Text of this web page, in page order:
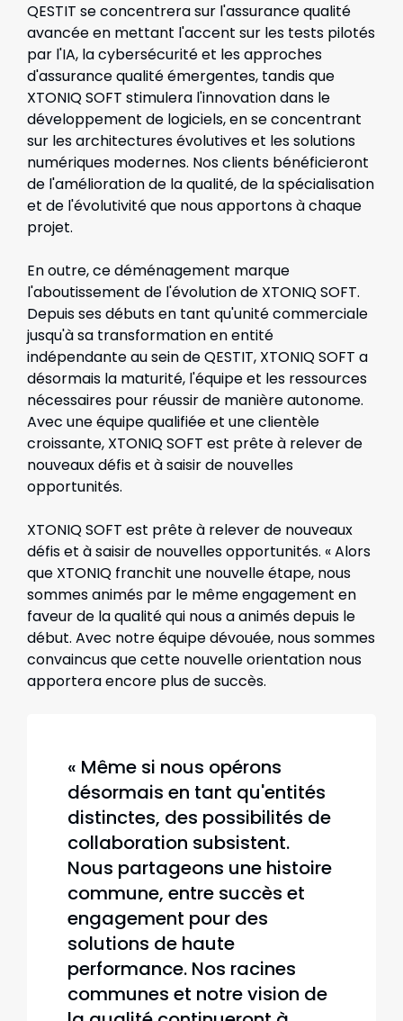
QESTIT se concentrera sur l'assurance qualité
avancée en mettant l'accent sur les tests pilotés
par l'IA, la cybersécurité et les approches
d'assurance qualité émergentes, tandis que
XTONIQ SOFT stimulera l'innovation dans le
développement de logiciels, en se concentrant
sur les architectures évolutives et les solutions
numériques modernes. Nos clients bénéficieront
de l'amélioration de la qualité, de la spécialisation
et de l'évolutivité que nous apportons à chaque
projet.
En outre, ce déménagement marque
l'aboutissement de l'évolution de XTONIQ SOFT.
Depuis ses débuts en tant qu'unité commerciale
jusqu'à sa transformation en entité
indépendante au sein de QESTIT, XTONIQ SOFT a
désormais la maturité, l'équipe et les ressources
nécessaires pour réussir de manière autonome.
Avec une équipe qualifiée et une clientèle
croissante, XTONIQ SOFT est prête à relever de
nouveaux défis et à saisir de nouvelles
opportunités.
XTONIQ SOFT est prête à relever de nouveaux
défis et à saisir de nouvelles opportunités. « Alors
que XTONIQ franchit une nouvelle étape, nous
sommes animés par le même engagement en
faveur de la qualité qui nous a animés depuis le
début. Avec notre équipe dévouée, nous sommes
convaincus que cette nouvelle orientation nous
apportera encore plus de succès.
« Même si nous opérons
désormais en tant qu'entités
distinctes, des possibilités de
collaboration subsistent.
Nous partageons une histoire
commune, entre succès et
engagement pour des
solutions de haute
performance. Nos racines
communes et notre vision de